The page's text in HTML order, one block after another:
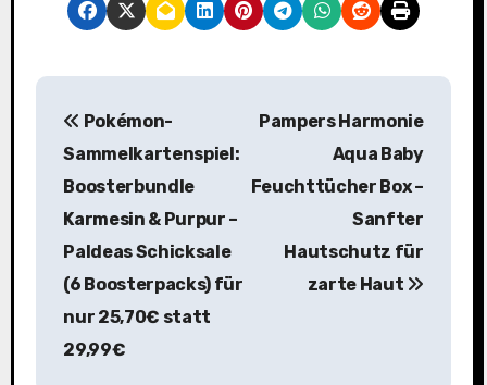
B
Pokémon-
Sammelkartenspiel:
Boosterbundle
Karmesin & Purpur –
Paldeas Schicksale
(6 Boosterpacks) für
nur 25,70€ statt
29,99€
Pampers Harmonie
Aqua Baby
Feuchttücher Box –
Sanfter
Hautschutz für
zarte Haut